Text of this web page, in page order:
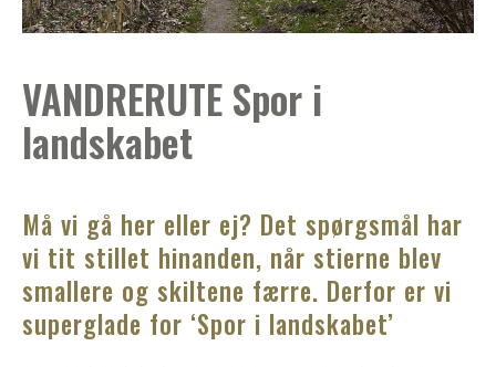
VANDRERUTE Spor i
landskabet
Må vi gå her eller ej? Det spørgsmål har
vi tit stillet hinanden, når stierne blev
smallere og skiltene færre. Derfor er vi
superglade for ‘Spor i landskabet’